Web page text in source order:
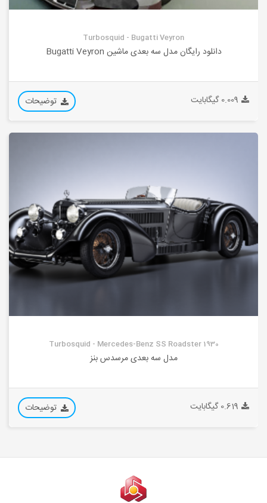
Turbosquid - Bugatti Veyron
دانلود رایگان مدل سه بعدی ماشین Bugatti Veyron
0.009 گیگابایت توضیحات
Turbosquid - Mercedes-Benz SS Roadster 1930
مدل سه بعدی مرسدس بنز
0.619 گیگابایت توضیحات